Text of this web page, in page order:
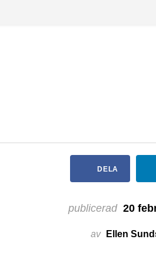
DELA
publicerad 20
av Ellen